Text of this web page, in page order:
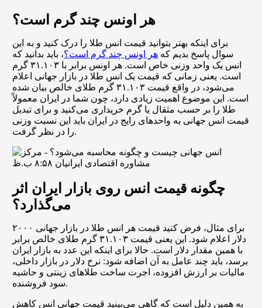
هر اونس چند گرم است؟
برای اینکه بهتر بتوانید قیمت انس طلا را درک کنید و به این
سوال پاسخ بدیم که هر اونس چند گرم است؟، باید بدانید که
انس یک واحد وزنی خاص است. هر اونس برابر با ۳۱.۱۰۳ گرم
است. یعنی زمانی که قیمت یک انس طلا در بازار جهانی اعلام
می‌شود، در واقع قیمت ۳۱.۱۰۳ گرم طلای خالص بیان شده
است. این موضوع اهمیت زیادی دارد، چون شما در ایران معمولاً
طلا را بر حسب مثقال یا گرم خریداری می‌کنید و برای تبدیل
قیمت انس جهانی به واحدهای رایج در ایران باید این نسبت وزنی
را در نظر گرفت.
چگونه قیمت انس روی بازار ایران اثر
می‌گذارد؟
برای مثال، فرض کنید قیمت هر انس طلا در بازار جهانی ۲۰۰۰
دلار اعلام شود. این یعنی قیمت ۳۱.۱۰۳ گرم طلای خالص برابر
با همین مقدار دلار است. حالا برای اینکه این عدد به بازار ایران
برسد، باید چند عامل به آن اضافه شود: نرخ دلار در بازار داخلی،
مالیات بر ارزش افزوده، اجرت ساخت طلاهای زینتی و حاشیه
سود فروشنده.
به همین دلیل است که گاهی می‌بینید قیمت جهانی انس کاهش